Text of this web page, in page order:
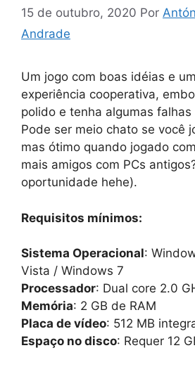
15 de outubro, 2020 Por
Andrade
Um jogo com boas idéias e
experiência cooperativa,
polido e tenha algumas
Pode ser meio chato se você
mas ótimo quando jogado
mais amigos com PCs
oportunidade hehe).
Requisitos mínimos:
Sistema Operacional:
Vista / Windows 7
Processador: Dual core 2.0
Memória: 2 GB de RAM
Placa de vídeo: 512 MB
Espaço no disco: Requer 12